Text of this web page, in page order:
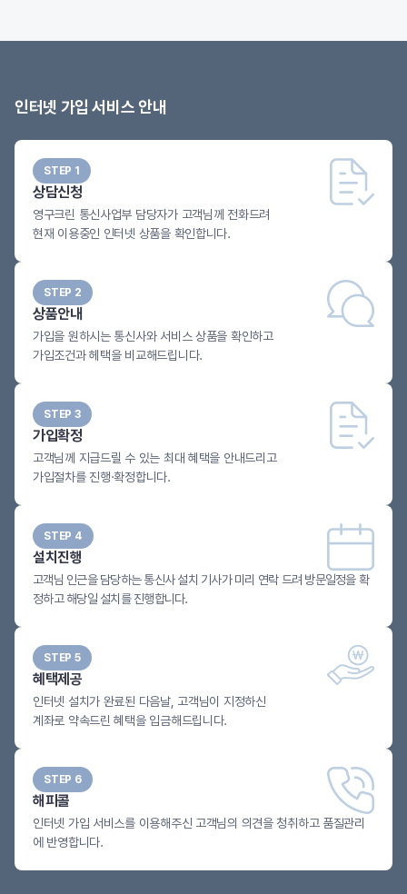
인터넷 가입 서비스 안내
STEP 1
상담신청
영구크린 통신사업부 담당자가 고객님께 전화드려
현재 이용중인 인터넷 상품을 확인합니다.
STEP 2
상품안내
가입을 원하시는 통신사와 서비스 상품을 확인하고
가입조건과 헤택을 비교해드립니다.
STEP 3
가입확정
고객님께 지급드릴 수 있는 최대 혜택을 안내드리고
가입절차를 진행·확정합니다.
STEP 4
설치진행
고객님 인근을 담당하는 통신사 설치 기사가 미리 연락 드려 방문일정을 확
정하고 해당일 설치를 진행합니다.
STEP 5
혜택제공
인터넷 설치가 완료된 다음날, 고객님이 지정하신
계좌로 약속드린 혜택을 입금해드립니다.
STEP 6
해피콜
인터넷 가입 서비스를 이용해주신 고객님의 의견을 청취하고 품질관리
에 반영합니다.